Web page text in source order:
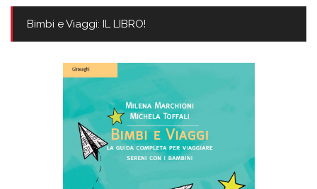
Bimbi e Viaggi: IL LIBRO!